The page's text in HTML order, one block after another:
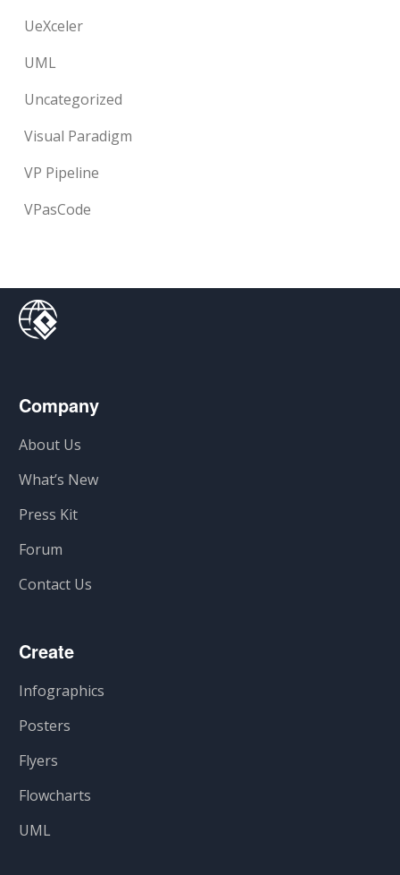
UeXceler
UML
Uncategorized
Visual Paradigm
VP Pipeline
VPasCode
Company
About Us
What’s New
Press Kit
Forum
Contact Us
Create
Infographics
Posters
Flyers
Flowcharts
UML